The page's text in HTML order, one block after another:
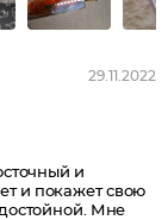
29.11.2022
и
и покажет свою
Мне